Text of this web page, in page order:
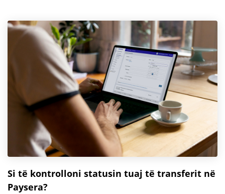
Si të kontrolloni statusin tuaj të transferit në
Paysera?